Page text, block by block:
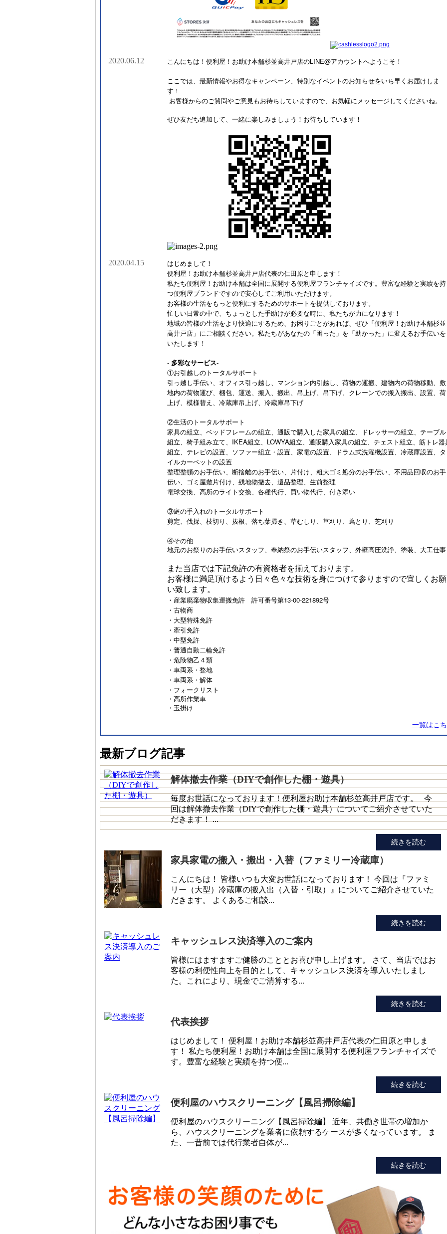
2020.06.12 こんにちは！便利屋！お助け本舗杉並高井戸店のLINE@アカウントへようこそ！
ここでは、最新情報やお得なキャンペーン、特別なイベントのお知らせをいち早くお届けしま
す！
お客様からのご質問やご意見もお待ちしていますので、お気軽にメッセージしてくださいね。
ぜひ友だち追加して、一緒に楽しみましょう！お待ちしています！
2020.04.15
はじめまして！
便利屋！お助け本舗杉並高井戸店代表の仁田原と申します！
私たち便利屋！お助け本舗は全国に展開する便利屋フランチャイズです。豊富な経験と実績を持
つ便利屋ブランドですので安心してご利用いただけます。
お客様の生活をもっと便利にするためのサポートを提供しております。
忙しい日常の中で、ちょっとした手助けが必要な時に、私たちが力になります！
地域の皆様の生活をより快適にするため、お困りごとがあれば、ぜひ「便利屋！お助け本舗杉並
高井戸店」にご相談ください。私たちがあなたの「困った」を「助かった」に変えるお手伝いを
いたします！
- 多彩なサービス-
①お引越しのトータルサポート
引っ越し手伝い、オフィス引っ越し、マンション内引越し、荷物の運搬、建物内の荷物移動、敷
地内の荷物運び、梱包、運送、搬入、搬出、吊上げ、吊下げ、クレーンでの搬入搬出、設置、荷
上げ、模様替え、冷蔵庫吊上げ、冷蔵庫吊下げ
②生活のトータルサポート
家具の組立、ベッドフレームの組立、通販で購入した家具の組立、ドレッサーの組立、テーブル
組立、椅子組み立て、IKEA組立、LOWYA組立、通販購入家具の組立、チェスト組立、筋トレ器
組立、テレビの設置、ソファー組立・設置、家電の設置、ドラム式洗濯機設置、冷蔵庫設置、タ
イルカーペットの設置
整理整頓のお手伝い、断捨離のお手伝い、片付け、粗大ゴミ処分のお手伝い、不用品回収のお手
伝い、ゴミ屋敷片付け、残地物撤去、遺品整理、生前整理
電球交換、高所のライト交換、各種代行、買い物代行、付き添い
③庭の手入れのトータルサポート
剪定、伐採、枝切り、抜根、落ち葉掃き、草むしり、草刈り、蔦とり、芝刈り
④その他
地元のお祭りのお手伝いスタッフ、奉納祭のお手伝いスタッフ、外壁高圧洗浄、塗装、大工仕事
また当店では下記免許の有資格者を揃えております。
お客様に満足頂けるよう日々色々な技術を身につけて参りますので宜しくお願
い致します。
・産業廃棄物収集運搬免許 許可番号第13-00-221892号
・古物商
・大型特殊免許
・牽引免許
・中型免許
・普通自動二輪免許
・危険物乙４類
・車両系・整地
・車両系・解体
・フォークリスト
・高所作業車
・玉掛け
一覧はこ
最新ブログ記事
解体撤去作業（DIYで創作した棚・遊具）
毎度お世話になっております！便利屋お助け本舗杉並高井戸店です。 今
回は解体撤去作業（DIYで創作した棚・遊具）についてご紹介させていた
だきます！ ...
続きを読む
家具家電の搬入・搬出・入替（ファミリー冷蔵庫）
こんにちは！ 皆様いつも大変お世話になっております！ 今回は『ファミ
リー（大型）冷蔵庫の搬入出（入替・引取）』についてご紹介させていた
だきます。 よくあるご相談...
続きを読む
キャッシュレス決済導入のご案内
皆様にはますますご健勝のこととお喜び申し上げます。 さて、当店ではお
客様の利便性向上を目的として、キャッシュレス決済を導入いたしまし
た。これにより、現金でご清算する...
続きを読む
代表挨拶
はじめまして！ 便利屋！お助け本舗杉並高井戸店代表の仁田原と申しま
す！ 私たち便利屋！お助け本舗は全国に展開する便利屋フランチャイズで
す。豊富な経験と実績を持つ便...
続きを読む
便利屋のハウスクリーニング【風呂掃除編】
便利屋のハウスクリーニング【風呂掃除編】 近年、共働き世帯の増加か
ら、ハウスクリーニングを業者に依頼するケースが多くなっています。 ま
た、一昔前では代行業者自体が...
続きを読む